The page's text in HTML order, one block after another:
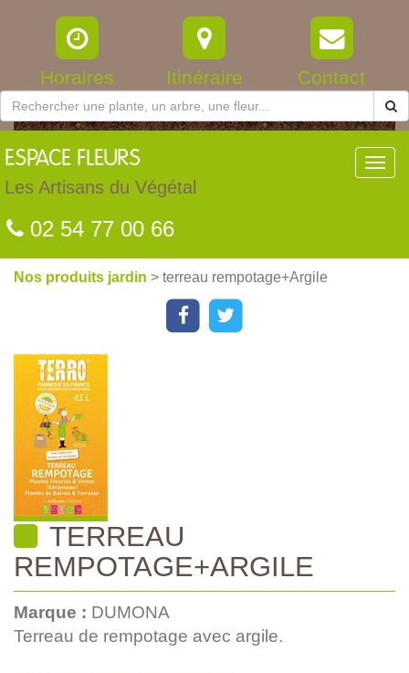
Horaires Itinéraire Contact
ESPACE FLEURS
Les Artisans du Végétal
02 54 77 00 66
Nos produits jardin > terreau rempotage+Argile
TERREAU
REMPOTAGE+ARGILE
Marque : DUMONA
Terreau de rempotage avec argile.